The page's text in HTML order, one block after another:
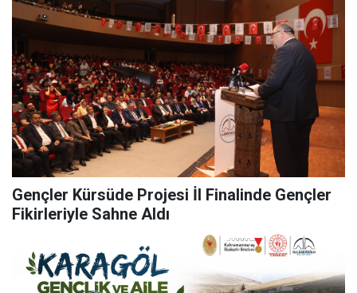
Gençler Kürsüde Projesi İl Finalinde Gençler
Fikirleriyle Sahne Aldı